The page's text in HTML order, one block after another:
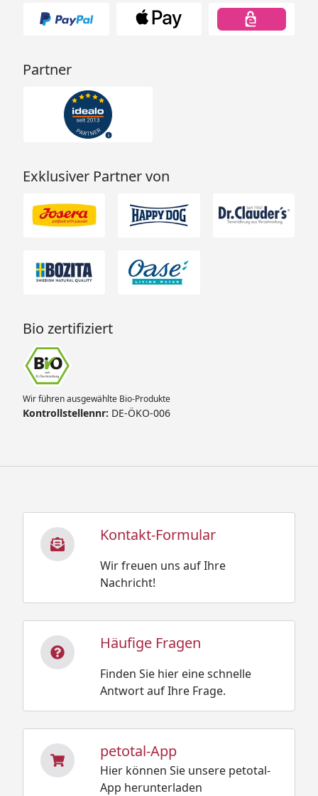
Partner
Exklusiver Partner von
Bio zertifiziert
Wir führen ausgewählte Bio-Produkte
Kontrollstellennr: DE-ÖKO-006
Kontakt-Formular
Wir freuen uns auf Ihre
Nachricht!
Häufige Fragen
Finden Sie hier eine schnelle
Antwort auf Ihre Frage.
petotal-App
Hier können Sie unsere petotal-
App herunterladen